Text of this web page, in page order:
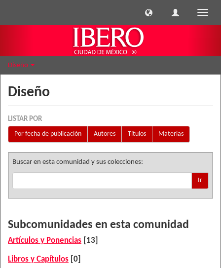
Diseño
Diseño
LISTAR POR
Por fecha de publicación
Autores Títulos Materias
Buscar en esta comunidad y sus colecciones:
Ir
Subcomunidades en esta comunidad
Artículos y Ponencias [13]
Libros y Capítulos [0]